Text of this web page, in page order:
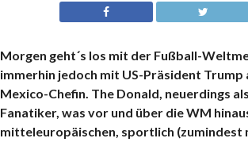
Morgen geht´s los mit der Fußball-
immerhin jedoch mit US-Präsident Trump
Mexico-Chefin. The Donald, neuerdings
Fanatiker, was vor und über die WM
mitteleuropäischen, sportlich (zumindest